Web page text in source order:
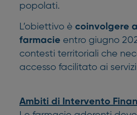
popolati.
L’obiettivo è coinvolgere
farmacie entro giugno
contesti territoriali che
accesso facilitato ai
Ambiti di Intervento